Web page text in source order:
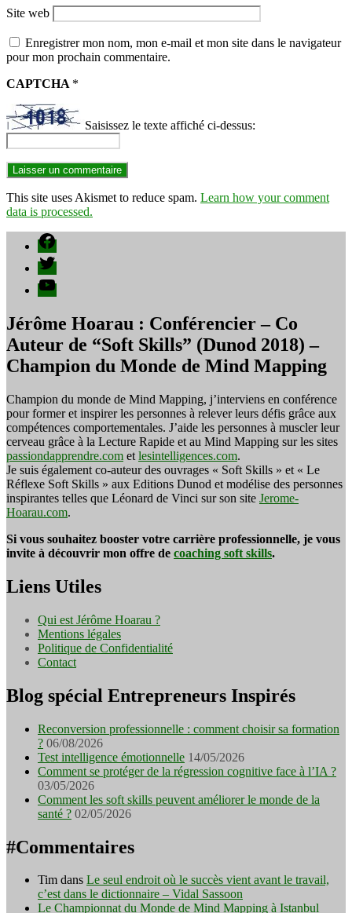
Site web
Enregistrer mon nom, mon e-mail et mon site dans le navigateur
pour mon prochain commentaire.
CAPTCHA *
Saisissez le texte affiché ci-dessus:
This site uses Akismet to reduce spam. Learn how your comment
data is processed.
Facebook
Twitter
YouTube
Jérôme Hoarau : Conférencier – Co
Auteur de “Soft Skills” (Dunod 2018) –
Champion du Monde de Mind Mapping
Champion du monde de Mind Mapping, j’interviens en conférence
pour former et inspirer les personnes à relever leurs défis grâce aux
compétences comportementales. J’aide les personnes à muscler leur
cerveau grâce à la Lecture Rapide et au Mind Mapping sur les sites
passiondapprendre.com et lesintelligences.com.
Je suis également co-auteur des ouvrages « Soft Skills » et « Le
Réflexe Soft Skills » aux Editions Dunod et modélise des personnes
inspirantes telles que Léonard de Vinci sur son site Jerome-
Hoarau.com.
Si vous souhaitez booster votre carrière professionnelle, je vous
invite à découvrir mon offre de coaching soft skills.
Liens Utiles
Qui est Jérôme Hoarau ?
Mentions légales
Politique de Confidentialité
Contact
Blog spécial Entrepreneurs Inspirés
Reconversion professionnelle : comment choisir sa formation
? 06/08/2026
Test intelligence émotionnelle 14/05/2026
Comment se protéger de la régression cognitive face à l’IA ?
03/05/2026
Comment les soft skills peuvent améliorer le monde de la
santé ? 02/05/2026
#Commentaires
Tim dans Le seul endroit où le succès vient avant le travail,
c’est dans le dictionnaire – Vidal Sassoon
Le Championnat du Monde de Mind Mapping à Istanbul